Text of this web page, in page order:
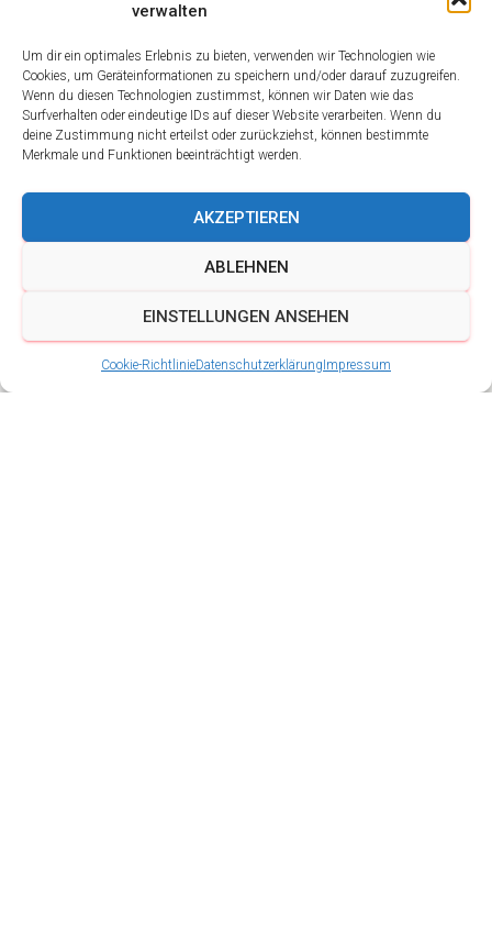
verwalten
Um dir ein optimales Erlebnis zu bieten, verwenden wir Technologien wie
Cookies, um Geräteinformationen zu speichern und/oder darauf zuzugreifen.
Wenn du diesen Technologien zustimmst, können wir Daten wie das
Surfverhalten oder eindeutige IDs auf dieser Website verarbeiten. Wenn du
deine Zustimmung nicht erteilst oder zurückziehst, können bestimmte
Merkmale und Funktionen beeinträchtigt werden.
AKZEPTIEREN
ABLEHNEN
EINSTELLUNGEN ANSEHEN
Cookie-RichtlinieDatenschutzerklärung Impressum